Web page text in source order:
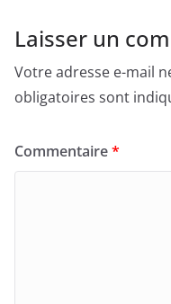
Laisser un
Votre adresse e-mail
obligatoires sont
Commentaire*